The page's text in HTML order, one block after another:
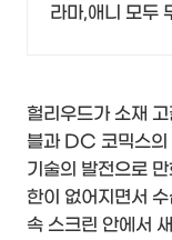
라마,애니 모두
헐리우드가 소재
블과 DC 코믹스의
기술의 발전으로
한이 없어지면서
속 스크린 안에서